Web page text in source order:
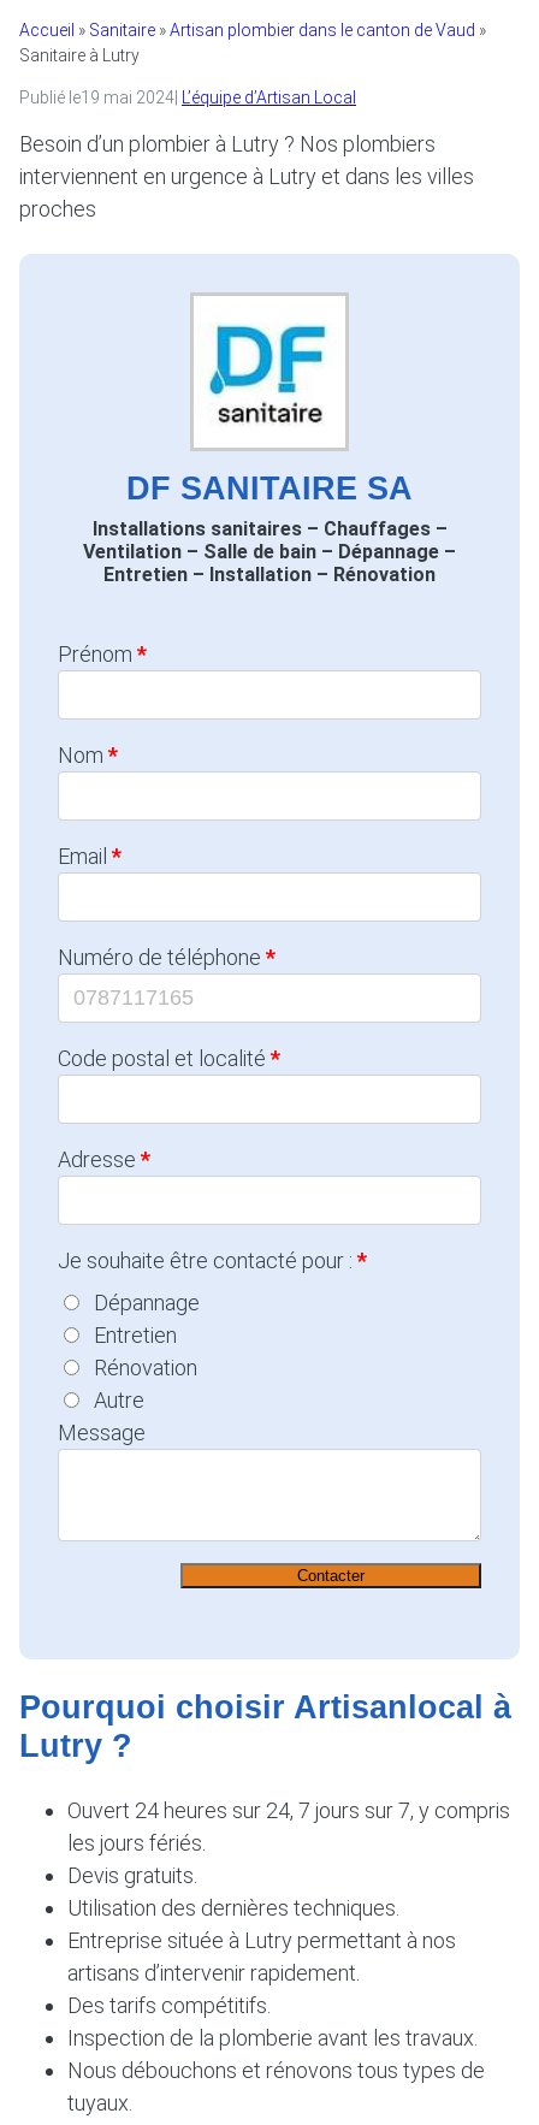
Accueil » Sanitaire »Artisan plombier dans le canton de Vaud »
Sanitaire à Lutry
Publié le19 mai 2024 L’équipe d’Artisan Local
Besoin d’un plombier à Lutry ? Nos plombiers
interviennent en urgence à Lutry et dans les villes
proches
DF SANITAIRE SA
Installations sanitaires – Chauffages –
Ventilation – Salle de bain – Dépannage –
Entretien – Installation – Rénovation
Prénom
Nom
Email
Numéro de téléphone
Code postal et localité
Adresse
Je souhaite être contacté pour :
Dépannage
Entretien
Rénovation
Autre
Message
Contacter
Pourquoi choisir Artisanlocal à
Lutry ?
Ouvert 24 heures sur 24, 7 jours sur 7, y compris
les jours fériés.
Devis gratuits.
Utilisation des dernières techniques.
Entreprise située à Lutry permettant à nos
artisans d’intervenir rapidement.
Des tarifs compétitifs.
Inspection de la plomberie avant les travaux.
Nous débouchons et rénovons tous types de
tuyaux.